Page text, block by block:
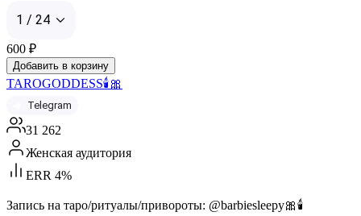
1 / 24
600 ₽
Добавить в корзину
TAROGODDESS🕯️🎀
Telegram
31 262
Женская аудитория
ERR 4%
Запись на таро/ритуалы/привороты: @barbiesleepy🎀🕯️